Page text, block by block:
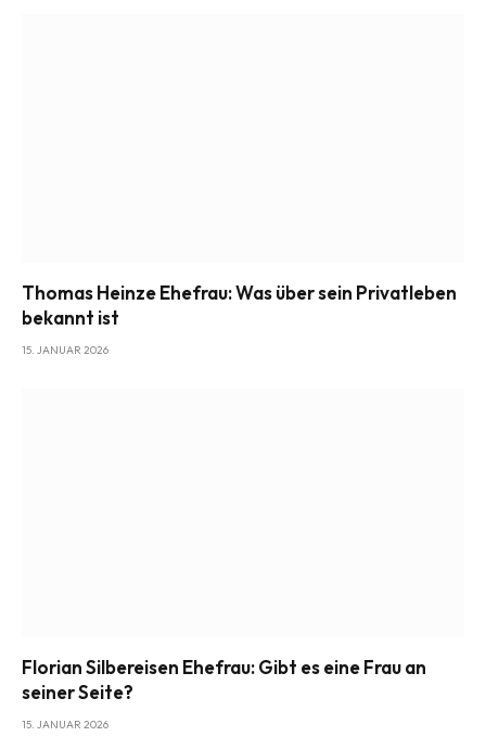
Thomas Heinze Ehefrau: Was über sein Privatleben
bekannt ist
15. JANUAR 2026
Florian Silbereisen Ehefrau: Gibt es eine Frau an
seiner Seite?
15. JANUAR 2026